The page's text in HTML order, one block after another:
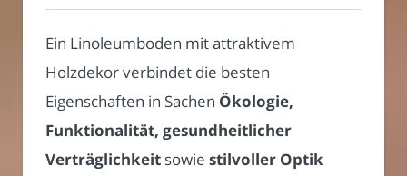
Ein Linoleumboden mit attraktivem
Holzdekor verbindet die besten
Eigenschaften in Sachen Ökologie,
Funktionalität, gesundheitlicher
Verträglichkeit sowie stilvoller Optik